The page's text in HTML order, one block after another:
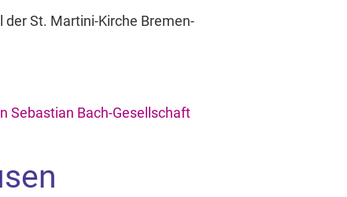
St. Martini-Kirche Bremen-
Sebastian Bach-Gesellschaft